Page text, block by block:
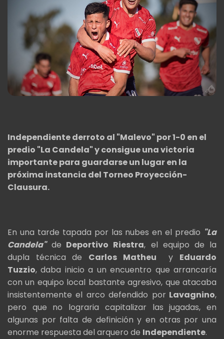
Independiente derroto al "Malevo" por 1-0 en el
predio "La Candela" y consigue una victoria
importante para guardarse un lugar en la
próxima instancia del Torneo Proyección-
Clausura.
En una tarde tapada por las nubes en el predio "La
Candela"de Deportivo Riestra, el equipo de la
dupla técnica de Carlos Matheu y Eduardo
Tuzzio, daba inicio a un encuentro que arrancaría
con un equipo local bastante agresivo, que atacaba
insistentemente el arco defendido por Lavagnino,
pero que no lograria capitalizar las jugadas, en
algunas por falta de definición y en otras por una
enorme respuesta del arquero de Independiente.